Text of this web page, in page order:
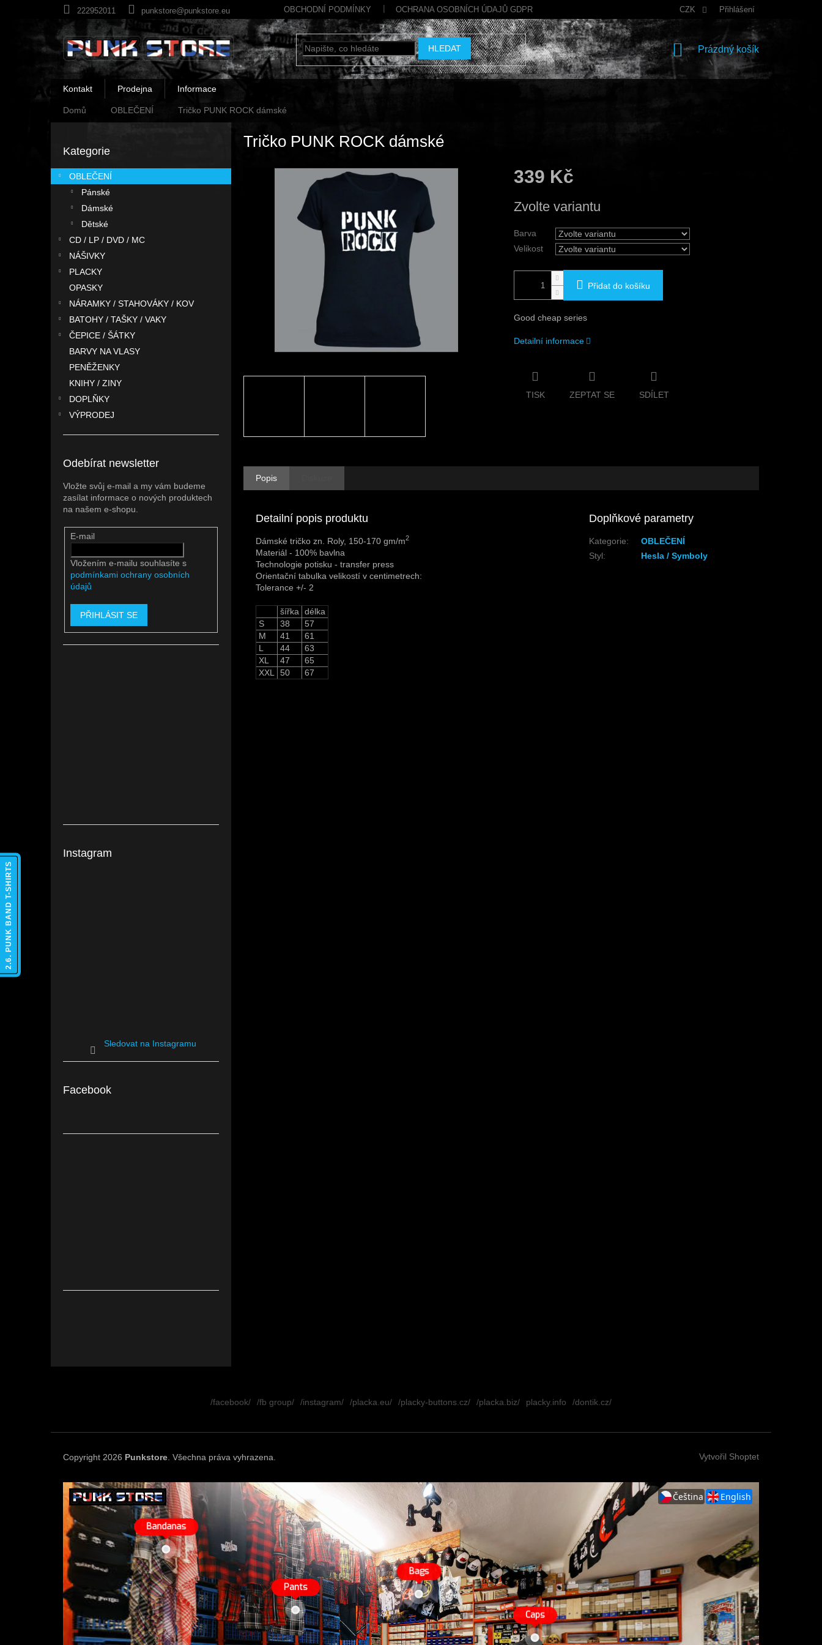
222952011 punkstore@punkstore.eu OBCHODNÍ PODMÍNKY OCHRANA OSOBNÍCH ÚDAJŮ GDPR CZK Přihlášení
HLEDAT
NÁKUPNÍ
KOŠÍK
Prázdný košík
Kontakt Prodejna Informace
Domů OBLEČENÍ Tričko PUNK ROCK dámské
t
r
Přeskočit
Kategorie
OBLEČENÍ
Pánské
Dámské
Dětské
CD / LP / DVD / MC
NÁŠIVKY
PLACKY
OPASKY
NÁRAMKY / STAHOVÁKY / KOV
BATOHY / TAŠKY / VAKY
ČEPICE / ŠÁTKY
BARVY NA VLASY
PENĚŽENKY
KNIHY / ZINY
DOPLŇKY
VÝPRODEJ
Odebírat newsletter
Vložte svůj e-mail a my vám budeme
zasílat informace o nových produktech
na našem e-shopu.
E-mail
Vložením e-mailu souhlasíte s
podmínkami ochrany osobních
údajů
PŘIHLÁSIT SE
Instagram
Sledovat na Instagramu
Facebook
Tričko PUNK ROCK dámské
339 Kč
cena:
Zvolte variantu
Barva
Velikost
Přidat do košíku
Good cheap series
Detailní informace
TISK ZEPTAT SE SDÍLET
Popis
Detailní popis produktu
Dámské tričko zn. Roly, 150-170 gm/m2
Materiál - 100% bavlna
Technologie potisku - transfer press
Orientační tabulka velikostí v centimetrech:
Tolerance +/- 2
šířka
délka
S
38
57
M
41
61
L
44
63
XL
47
65
XXL
50 67
Doplňkové parametry
Kategorie:
OBLEČENÍ
Styl: Hesla / Symboly
/facebook/ /fb group/ /instagram/ /placka.eu/ /placky-buttons.cz/ /placka.biz/ placky.info /dontik.cz/
Vytvořil Shoptet
Copyright 2026 Punkstore . Všechna práva vyhrazena.
2.6. PUNK BAND T-SHIRTS